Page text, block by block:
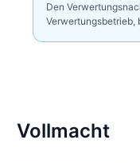
Den
Verwertungsbetrieb,
Vollmacht